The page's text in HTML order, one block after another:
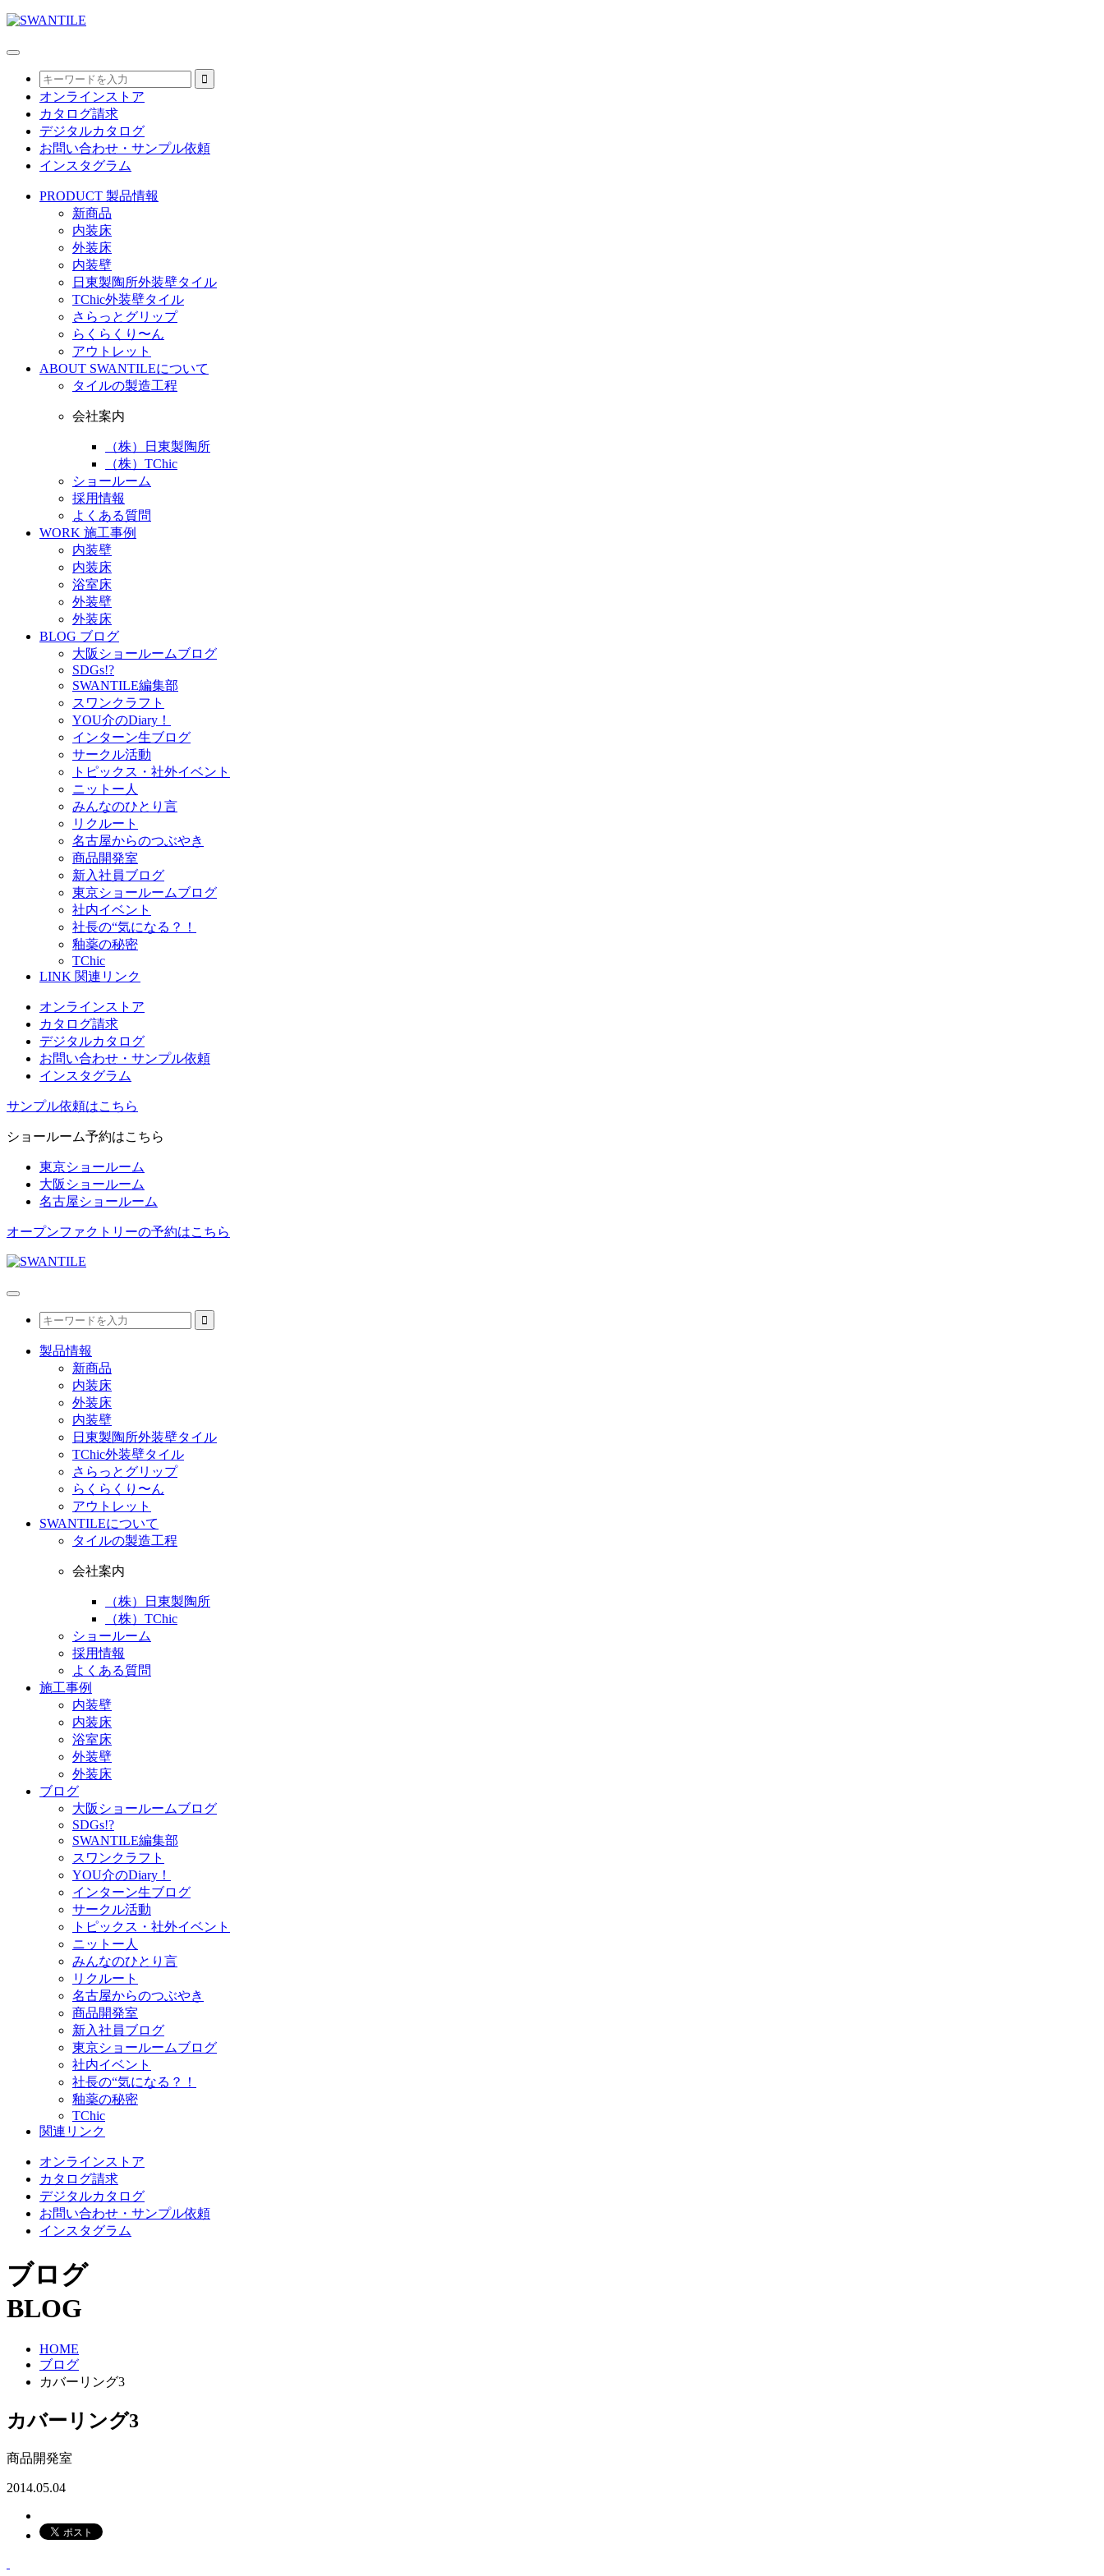
オンラインストア
カタログ請求
デジタルカタログ
お問い合わせ・サンプル依頼
インスタグラム
PRODUCT 製品情報
新商品
内装床
外装床
内装壁
日東製陶所外装壁タイル
TChic外装壁タイル
さらっとグリップ
らくらくり〜ん
アウトレット
ABOUT SWANTILEについて
タイルの製造工程
会社案内
（株）日東製陶所
（株）TChic
ショールーム
採用情報
よくある質問
WORK 施工事例
内装壁
内装床
浴室床
外装壁
外装床
BLOG ブログ
大阪ショールームブログ
SDGs!?
SWANTILE編集部
スワンクラフト
YOU介のDiary！
インターン生ブログ
サークル活動
トピックス・社外イベント
ニットー人
みんなのひとり言
リクルート
名古屋からのつぶやき
商品開発室
新入社員ブログ
東京ショールームブログ
社内イベント
社長の“気になる？！
釉薬の秘密
TChic
LINK 関連リンク
オンラインストア
カタログ請求
デジタルカタログ
お問い合わせ・サンプル依頼
インスタグラム
サンプル依頼はこちら
ショールーム予約はこちら
東京ショールーム
大阪ショールーム
名古屋ショールーム
オープンファクトリーの予約はこちら
製品情報
新商品
内装床
外装床
内装壁
日東製陶所外装壁タイル
TChic外装壁タイル
さらっとグリップ
らくらくり〜ん
アウトレット
SWANTILEについて
タイルの製造工程
会社案内
（株）日東製陶所
（株）TChic
ショールーム
採用情報
よくある質問
施工事例
内装壁
内装床
浴室床
外装壁
外装床
ブログ
大阪ショールームブログ
SDGs!?
SWANTILE編集部
スワンクラフト
YOU介のDiary！
インターン生ブログ
サークル活動
トピックス・社外イベント
ニットー人
みんなのひとり言
リクルート
名古屋からのつぶやき
商品開発室
新入社員ブログ
東京ショールームブログ
社内イベント
社長の“気になる？！
釉薬の秘密
TChic
関連リンク
オンラインストア
カタログ請求
デジタルカタログ
お問い合わせ・サンプル依頼
インスタグラム
ブログ
BLOG
HOME
ブログ
カバーリング3
カバーリング3
商品開発室
2014.05.04